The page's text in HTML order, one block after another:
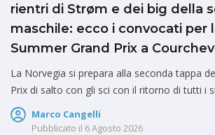
rientri di Strøm e dei big della
maschile: ecco i convocati per
Summer Grand Prix a
La Norvegia si prepara alla seconda tappa
Prix di salto con gli sci con il ritorno di tutti i
Marco Cangelli
Pubblicato il 6 Agosto 2026